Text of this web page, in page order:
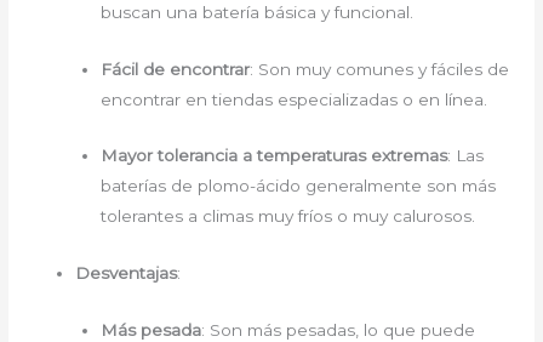
buscan una batería básica y funcional.
Fácil de encontrar: Son muy comunes y fáciles de
encontrar en tiendas especializadas o en línea.
Mayor tolerancia a temperaturas extremas: Las
baterías de plomo-ácido generalmente son más
tolerantes a climas muy fríos o muy calurosos.
Desventajas:
Más pesada: Son más pesadas, lo que puede